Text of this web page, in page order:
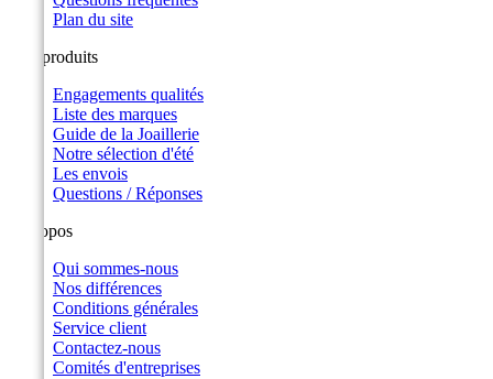
Plan du site
Nos produits
Engagements qualités
Liste des marques
Guide de la Joaillerie
Notre sélection d'été
Les envois
Questions / Réponses
A propos
Qui sommes-nous
Nos différences
Conditions générales
Service client
Contactez-nous
Comités d'entreprises